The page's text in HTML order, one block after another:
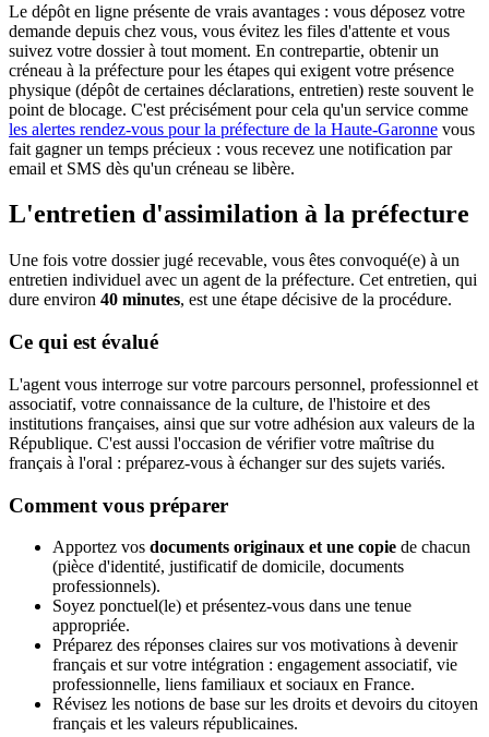
Le dépôt en ligne présente de vrais avantages : vous déposez votre
demande depuis chez vous, vous évitez les files d'attente et vous
suivez votre dossier à tout moment. En contrepartie, obtenir un
créneau à la préfecture pour les étapes qui exigent votre présence
physique (dépôt de certaines déclarations, entretien) reste souvent le
point de blocage. C'est précisément pour cela qu'un service comme
les alertes rendez-vous pour la préfecture de la Haute-Garonne vous
fait gagner un temps précieux : vous recevez une notification par
email et SMS dès qu'un créneau se libère.
L'entretien d'assimilation à la préfecture
Une fois votre dossier jugé recevable, vous êtes convoqué(e) à un
entretien individuel avec un agent de la préfecture. Cet entretien, qui
dure environ 40 minutes, est une étape décisive de la procédure.
Ce qui est évalué
L'agent vous interroge sur votre parcours personnel, professionnel et
associatif, votre connaissance de la culture, de l'histoire et des
institutions françaises, ainsi que sur votre adhésion aux valeurs de la
République. C'est aussi l'occasion de vérifier votre maîtrise du
français à l'oral : préparez-vous à échanger sur des sujets variés.
Comment vous préparer
Apportez vos documents originaux et une copie de chacun
(pièce d'identité, justificatif de domicile, documents
professionnels).
Soyez ponctuel(le) et présentez-vous dans une tenue
appropriée.
Préparez des réponses claires sur vos motivations à devenir
français et sur votre intégration : engagement associatif, vie
professionnelle, liens familiaux et sociaux en France.
Révisez les notions de base sur les droits et devoirs du citoyen
français et les valeurs républicaines.